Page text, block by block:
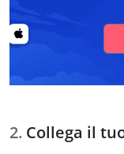
Collega il